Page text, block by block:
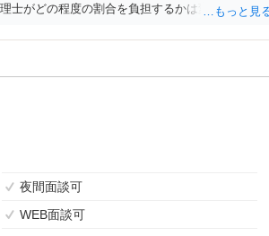
士がどの程度の割合を負担するかは変わりうると
夜間面談可
WEB面談可